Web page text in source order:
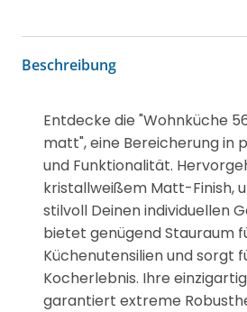
Beschreibung
Entdecke die "Wohnküche
matt", eine Bereicherung in
und Funktionalität.
kristallweißem Matt-Finish,
stilvoll Deinen individuellen
bietet genügend Stauraum
Küchenutensilien und sorgt
Kocherlebnis. Ihre
garantiert extreme